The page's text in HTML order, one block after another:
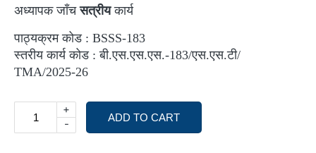
अध्यापक जाँचसत्रीयकार्य
पाठ्यक्रम कोड : BSSS-183
स्तरीय कार्य कोड : बी.एस.एस.एस.-183/एस.एस.टी/
TMA/2025-26
-
+
ADD TO CART